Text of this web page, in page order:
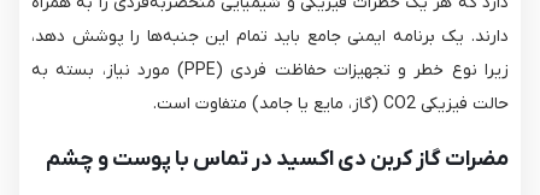
دارند. یک برنامه ایمنی جامع باید تمام این جنبه‌ها را پوشش دهد،
زیرا نوع خطر و تجهیزات حفاظت فردی (PPE) مورد نیاز، بسته به
حالت فیزیکی CO2​ (گاز، مایع یا جامد) متفاوت است.
مضرات گاز کربن دی اکسید در تماس با پوست و چشم